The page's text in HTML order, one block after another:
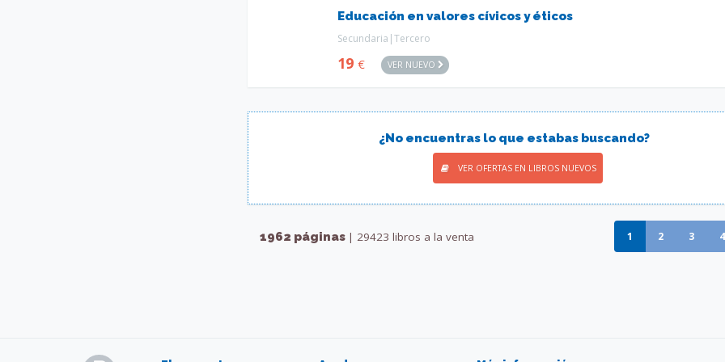
Educación en valores cívicos y éticos
Secundaria|Tercero
19 € VER NUEVO
¿No encuentras lo que estabas buscando?
VER OFERTAS EN LIBROS NUEVOS
1962 páginas | 29423 libros a la venta 1 2 3 4